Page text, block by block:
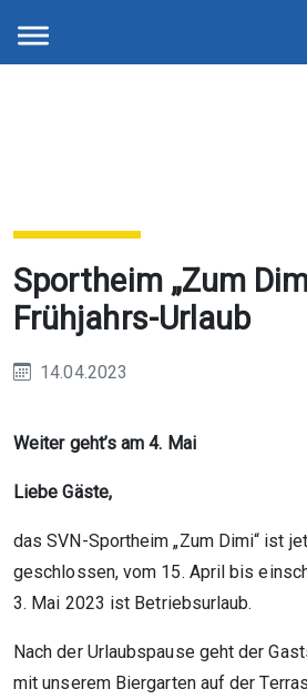
Sportheim „Zum
Frühjahrs-Urlaub
14.04.2023
Weiter geht’s am 4. Mai
Liebe Gäste,
das SVN-Sportheim „Zum Dimi“ ist
geschlossen, vom 15. April bis
3. Mai 2023 ist Betriebsurlaub.
Nach der Urlaubspause geht der
mit unserem Biergarten auf der